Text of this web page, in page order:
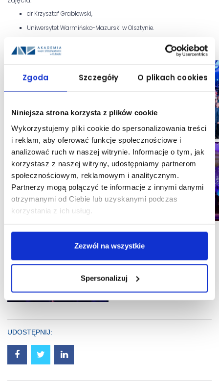
Zgoda Szczegóły O plikach cookies
Niniejsza strona korzysta z plików cookie
Wykorzystujemy pliki cookie do spersonalizowania treści
i reklam, aby oferować funkcje społecznościowe i
analizować ruch w naszej witrynie. Informacje o tym, jak
korzystasz z naszej witryny, udostępniamy partnerom
społecznościowym, reklamowym i analitycznym.
Partnerzy mogą połączyć te informacje z innymi danymi
otrzymanymi od Ciebie lub uzyskanymi podczas
korzystania z ich usług.
Zezwól na wszystkie
Spersonalizuj
dr Krzysztof Grablewski,
Uniwersytet Warmińsko-Mazurski w Olsztynie.
Data publikacji: 03 grudnia 2025
UDOSTĘPNIJ: